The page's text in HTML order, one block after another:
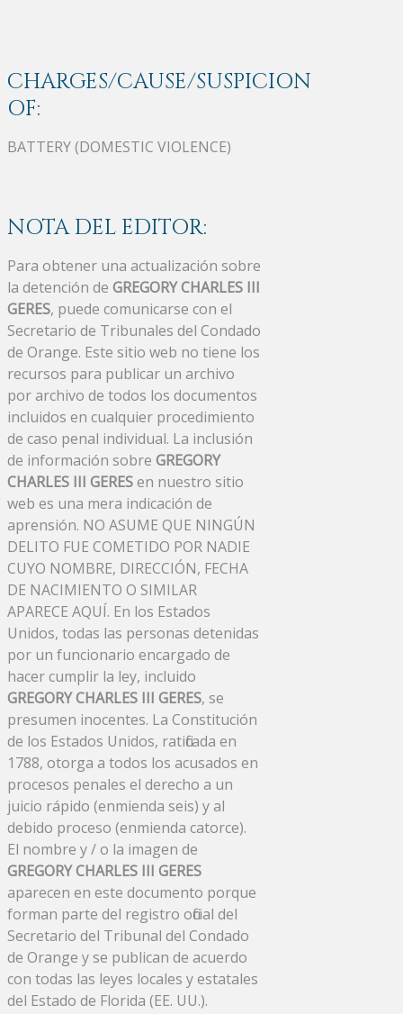
CHARGES/CAUSE/SUSPICION
OF:
BATTERY (DOMESTIC VIOLENCE)
NOTA DEL EDITOR:
Para obtener una actualización sobre
la detención de GREGORY CHARLES III
GERES, puede comunicarse con el
Secretario de Tribunales del Condado
de Orange. Este sitio web no tiene los
recursos para publicar un archivo
por archivo de todos los documentos
incluidos en cualquier procedimiento
de caso penal individual. La inclusión
de información sobre GREGORY
CHARLES III GERESen nuestro sitio
web es una mera indicación de
aprensión. NO ASUME QUE NINGÚN
DELITO FUE COMETIDO POR NADIE
CUYO NOMBRE, DIRECCIÓN, FECHA
DE NACIMIENTO O SIMILAR
APARECE AQUÍ. En los Estados
Unidos, todas las personas detenidas
por un funcionario encargado de
hacer cumplir la ley, incluido
GREGORY CHARLES III GERES, se
presumen inocentes. La Constitución
de los Estados Unidos, ratificada en
1788, otorga a todos los acusados ​​en
procesos penales el derecho a un
juicio rápido (enmienda seis) y al
debido proceso (enmienda catorce).
El nombre y / o la imagen de
GREGORY CHARLES III GERES
aparecen en este documento porque
forman parte del registro oficial del
Secretario del Tribunal del Condado
de Orange y se publican de acuerdo
con todas las leyes locales y estatales
del Estado de Florida (EE. UU.).